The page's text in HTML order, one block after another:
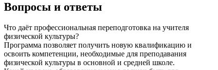
Вопросы и ответы
Что даёт профессиональная переподготовка на учителя
физической культуры?
Программа позволяет получить новую квалификацию и
освоить компетенции, необходимые для преподавания
физической культуры в основной и средней школе.